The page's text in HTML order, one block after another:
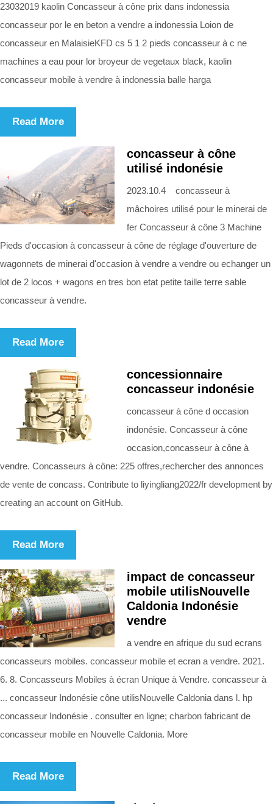
23032019 kaolin Concasseur à cône prix dans indonessia
concasseur por le en beton a vendre a indonessia Loion de
concasseur en MalaisieKFD cs 5 1 2 pieds concasseur à c ne
machines a eau pour lor broyeur de vegetaux black, kaolin
concasseur mobile à vendre à indonessia balle harga
Read More
concasseur à cône
utilisé indonésie
2023.10.4 concasseur à
mâchoires utilisé pour le minerai de
fer Concasseur à cône 3 Machine
Pieds d'occasion à concasseur à cône de réglage d'ouverture de
wagonnets de minerai d'occasion à vendre a vendre ou echanger un
lot de 2 locos + wagons en tres bon etat petite taille terre sable
concasseur à vendre.
Read More
concessionnaire
concasseur indonésie
concasseur à cône d occasion
indonésie. Concasseur à cône
occasion,concasseur à cône à
vendre. Concasseurs à cône: 225 offres,rechercher des annonces
de vente de concass. Contribute to liyingliang2022/fr development by
creating an account on GitHub.
Read More
impact de concasseur
mobile utilisNouvelle
Caldonia Indonésie
vendre
a vendre en afrique du sud ecrans
concasseurs mobiles. concasseur mobile et ecran a vendre. 2021.
6. 8. Concasseurs Mobiles à écran Unique à Vendre. concasseur à
... concasseur Indonésie cône utilisNouvelle Caldonia dans l. hp
concasseur Indonésie . consulter en ligne; charbon fabricant de
concasseur mobile en Nouvelle Caldonia. More
Read More